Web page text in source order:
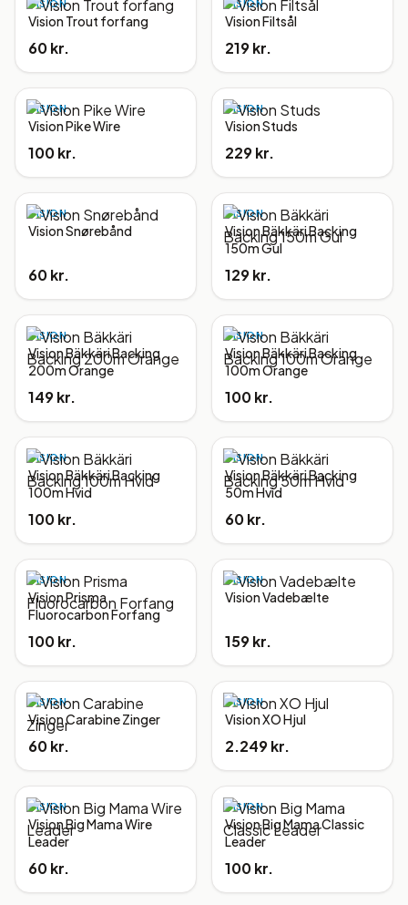
VISION
Vision Trout forfang
60 kr.
VISION
Vision Filtsål
219 kr.
VISION
Vision Pike Wire
100 kr.
VISION
Vision Studs
229 kr.
VISION
Vision Snørebånd
60 kr.
VISION
Vision Bäkkäri Backing
150m Gul
129 kr.
VISION
Vision Bäkkäri Backing
200m Orange
149 kr.
VISION
Vision Bäkkäri Backing
100m Orange
100 kr.
VISION
Vision Bäkkäri Backing
100m Hvid
100 kr.
VISION
Vision Bäkkäri Backing
50m Hvid
60 kr.
VISION
Vision Prisma
Fluorocarbon Forfang
100 kr.
VISION
Vision Vadebælte
159 kr.
VISION
Vision Carabine Zinger
60 kr.
VISION
Vision XO Hjul
2.249 kr.
VISION
Vision Big Mama Wire
Leader
60 kr.
VISION
Vision Big Mama Classic
Leader
100 kr.